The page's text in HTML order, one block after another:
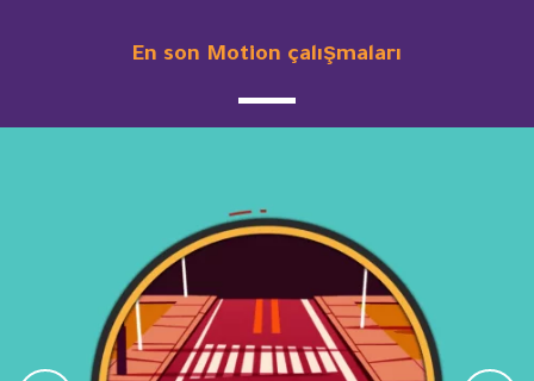
En son Motion çalışmaları